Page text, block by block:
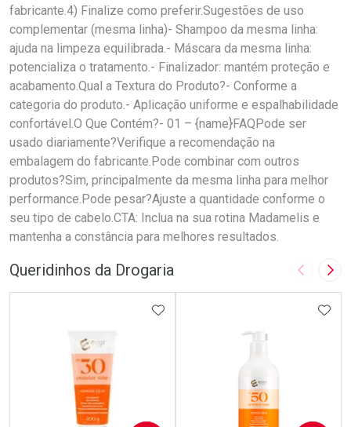
fabricante.4) Finalize como preferir.Sugestões de uso
complementar (mesma linha)- Shampoo da mesma linha:
ajuda na limpeza equilibrada.- Máscara da mesma linha:
potencializa o tratamento.- Finalizador: mantém proteção e
acabamento.Qual a Textura do Produto?- Conforme a
categoria do produto.- Aplicação uniforme e espalhabilidade
confortável.O Que Contém?- 01 – {name}FAQPode ser
usado diariamente?Verifique a recomendação na
embalagem do fabricante.Pode combinar com outros
produtos?Sim, principalmente da mesma linha para melhor
performance.Pode pesar?Ajuste a quantidade conforme o
seu tipo de cabelo.CTA: Inclua na sua rotina Madamelis e
mantenha a constância para melhores resultados.
Queridinhos da Drogaria Imagem
ADICIONAR AOS FAVORITOS